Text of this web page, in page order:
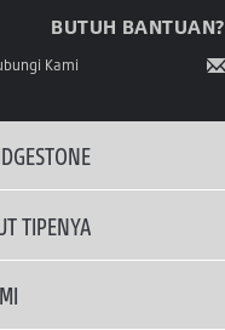
BUTUH BANTUAN?
Kami
TIPENYA